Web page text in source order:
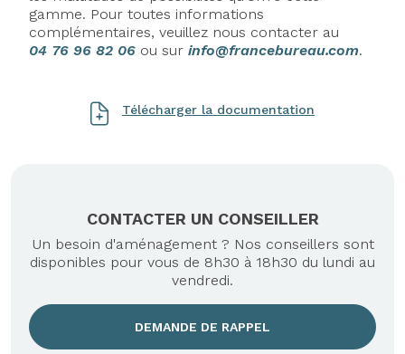
gamme. Pour toutes informations
complémentaires, veuillez nous contacter au
04 76 96 82 06 ou sur info@francebureau.com.
Télécharger la documentation
CONTACTER UN CONSEILLER
Un besoin d'aménagement ? Nos conseillers sont
disponibles pour vous de 8h30 à 18h30 du lundi au
vendredi.
DEMANDE DE RAPPEL